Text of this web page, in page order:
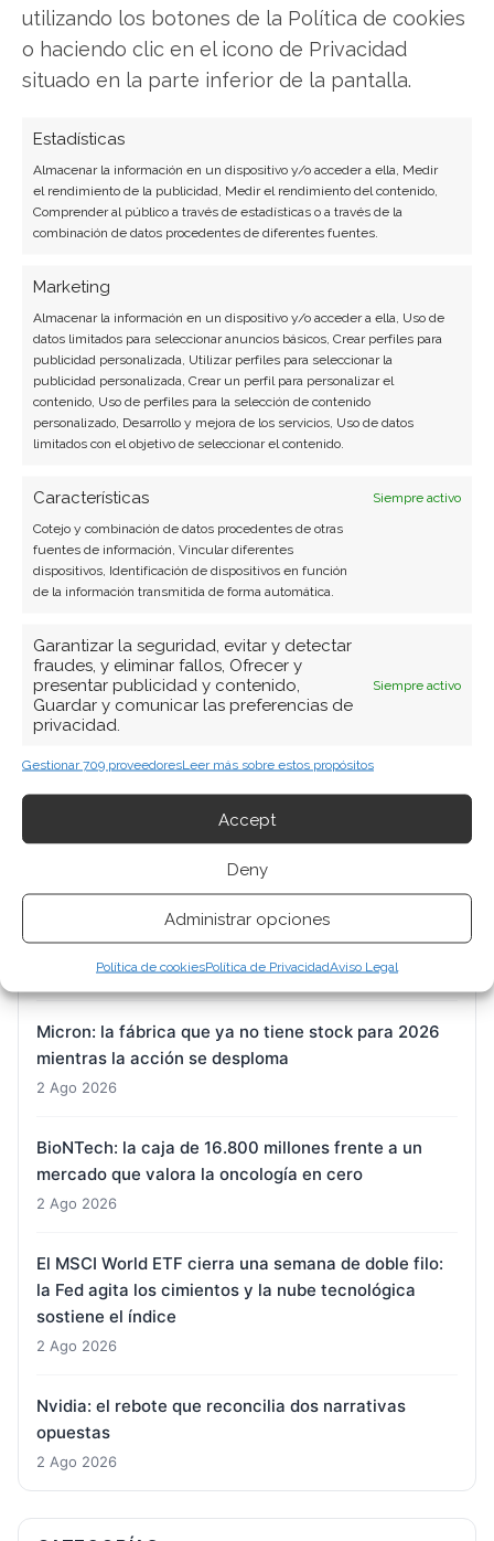
utilizando los botones de la Política de cookies
o haciendo clic en el icono de Privacidad
situado en la parte inferior de la pantalla.
Estadísticas
Almacenar la información en un dispositivo y/o acceder a ella, Medir
el rendimiento de la publicidad, Medir el rendimiento del contenido,
Comprender al público a través de estadísticas o a través de la
combinación de datos procedentes de diferentes fuentes.
Marketing
Almacenar la información en un dispositivo y/o acceder a ella, Uso de
datos limitados para seleccionar anuncios básicos, Crear perfiles para
publicidad personalizada, Utilizar perfiles para seleccionar la
publicidad personalizada, Crear un perfil para personalizar el
contenido, Uso de perfiles para la selección de contenido
personalizado, Desarrollo y mejora de los servicios, Uso de datos
limitados con el objetivo de seleccionar el contenido.
Características
Siempre activo
Cotejo y combinación de datos procedentes de otras
fuentes de información, Vincular diferentes
dispositivos, Identificación de dispositivos en función
de la información transmitida de forma automática.
Garantizar la seguridad, evitar y detectar
fraudes, y eliminar fallos, Ofrecer y
presentar publicidad y contenido,
Guardar y comunicar las preferencias de
privacidad.
Siempre activo
Gestionar 709 proveedoresLeer más sobre estos propósitos
Accept
Deny
Administrar opciones
Política de cookiesPolítica de PrivacidadAviso Legal
SOBRE EL AUTOR
Miguel Ángel Torres Díaz
Periodista de tecnología especializado en
consumo digital. Más de 10 años cubriendo la
industria tecnológica española.
Ver todos los artículos →
BUSCAR
DroneShield: el castigo del mercado a una promesa
de crecimiento que se desinfla
2 Ago 2026
Micron: la fábrica que ya no tiene stock para 2026
mientras la acción se desploma
2 Ago 2026
BioNTech: la caja de 16.800 millones frente a un
mercado que valora la oncología en cero
2 Ago 2026
El MSCI World ETF cierra una semana de doble filo:
la Fed agita los cimientos y la nube tecnológica
sostiene el índice
2 Ago 2026
Nvidia: el rebote que reconcilia dos narrativas
opuestas
2 Ago 2026